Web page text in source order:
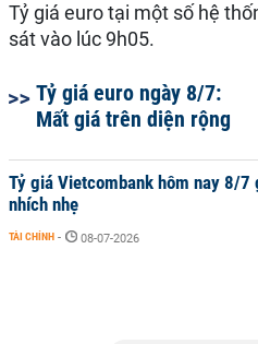
Tỷ giá euro tại một số hệ
sát vào lúc 9h05.
Tỷ giá euro ngày 8/7:
Mất giá trên diện rộng
Tỷ giá Vietcombank hôm nay 8/7
nhích nhẹ
TÀI CHÍNH - 08-07-2026